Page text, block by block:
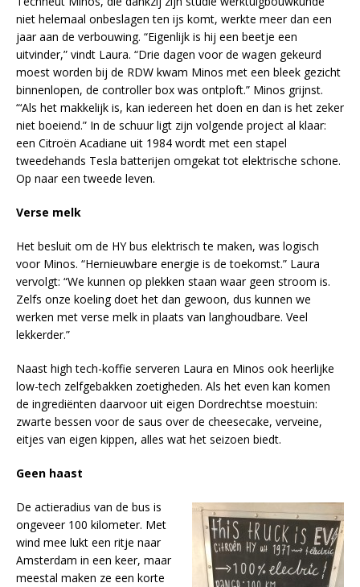
niet helemaal onbeslagen ten ijs komt, werkte meer dan een
jaar aan de verbouwing. “Eigenlijk is hij een beetje een
uitvinder,” vindt Laura. “Drie dagen voor de wagen gekeurd
moest worden bij de RDW kwam Minos met een bleek gezicht
binnenlopen, de controller box was ontploft.” Minos grijnst.
“‘Als het makkelijk is, kan iedereen het doen en dan is het zeker
niet boeiend.” In de schuur ligt zijn volgende project al klaar:
een Citroën Acadiane uit 1984 wordt met een stapel
tweedehands Tesla batterijen omgekat tot elektrische schone.
Op naar een tweede leven.
Verse melk
Het besluit om de HY bus elektrisch te maken, was logisch
voor Minos. “Hernieuwbare energie is de toekomst.” Laura
vervolgt: “We kunnen op plekken staan waar geen stroom is.
Zelfs onze koeling doet het dan gewoon, dus kunnen we
werken met verse melk in plaats van langhoudbare. Veel
lekkerder.”
Naast high tech-koffie serveren Laura en Minos ook heerlijke
low-tech zelfgebakken zoetigheden. Als het even kan komen
de ingrediënten daarvoor uit eigen Dordrechtse moestuin:
zwarte bessen voor de saus over de cheesecake, verveine,
eitjes van eigen kippen, alles wat het seizoen biedt.
Geen haast
De actieradius van de bus is
ongeveer 100 kilometer. Met
wind mee lukt een ritje naar
Amsterdam in een keer, maar
meestal maken ze een korte